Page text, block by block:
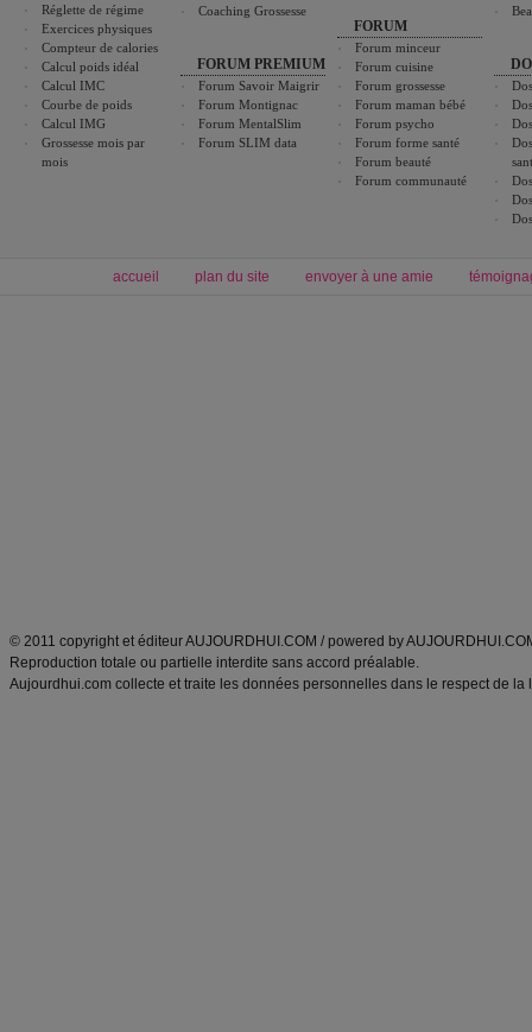
Réglette de régime
Exercices physiques
Compteur de calories
Calcul poids idéal
Calcul IMC
Courbe de poids
Calcul IMG
Grossesse mois par
mois
Coaching Grossesse
FORUM PREMIUM
Forum Savoir Maigrir
Forum Montignac
Forum MentalSlim
Forum SLIM data
FORUM
Forum minceur
Forum cuisine
Forum grossesse
Forum maman bébé
Forum psycho
Forum forme santé
Forum beauté
Forum communauté
accueil plan du site envoyer à une amie
© 2011 copyright et éditeur AUJOURDHUI.COM / powered by
Reproduction totale ou partielle interdite sans accord préalable.
Aujourdhui.com collecte et traite les données personnelles dans le respect de